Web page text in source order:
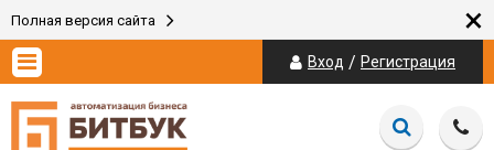
Полная версия сайта ×
Вход / Регистрация